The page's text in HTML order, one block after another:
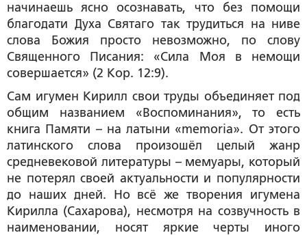
начинаешь ясно осознавать, что без помощи
благодати Духа Святаго так трудиться на ниве
слова Божия просто невозможно, по слову
Священного Писания: «Сила Моя в немощи
совершается» (2 Кор. 12:9).
Сам игумен Кирилл свои труды объединяет под
общим названием «Воспоминания», то есть
книга Памяти – на латыни «memoria». От этого
латинского слова произошёл целый жанр
средневековой литературы – мемуары, который
не потерял своей актуальности и популярности
до наших дней. Но всё же творения игумена
Кирилла (Сахарова), несмотря на созвучность в
наименовании, носят яркие черты иного